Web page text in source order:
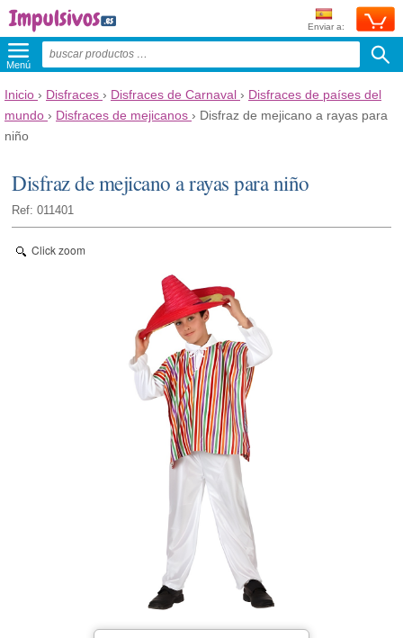
Enviar a:
Menú
Inicio › Disfraces › Disfraces de Carnaval › Disfraces de países del
mundo › Disfraces de mejicanos › Disfraz de mejicano a rayas para
niño
Disfraz de mejicano a rayas para niño
Ref: 011401
Click zoom